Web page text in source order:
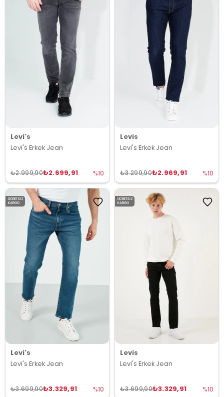
Levi's
Levi's Erkek Jean
₺2.699,91
₺2.999,90 %10
Levis
Levi's Erkek Jean
₺2.969,91
₺3.299,90 %10
Levi's
Levi's Erkek Jean
₺3.329,91
₺3.699,90 %10
ÜCRETSIZ
KARGO
Levis
Levi's Erkek Jean
₺3.329,91
₺3.699,90 %10
ÜCRETSIZ
KARGO